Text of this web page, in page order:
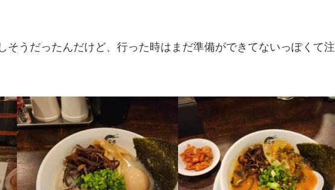
そうだったんだけど、行った時はまだ準備ができてないっぽくて注